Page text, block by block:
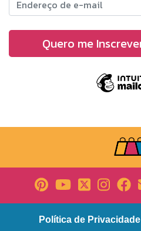
Política de Privacidade